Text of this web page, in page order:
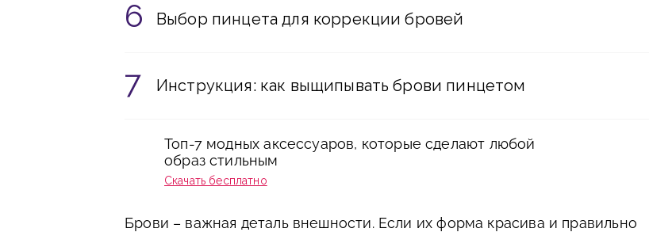
Выбор пинцета для коррекции бровей
Инструкция: как выщипывать брови пинцетом
Топ-7 модных аксессуаров, которые сделают любой
образ стильным
Скачать бесплатно
Брови – важная деталь внешности. Если их форма красива и правильно